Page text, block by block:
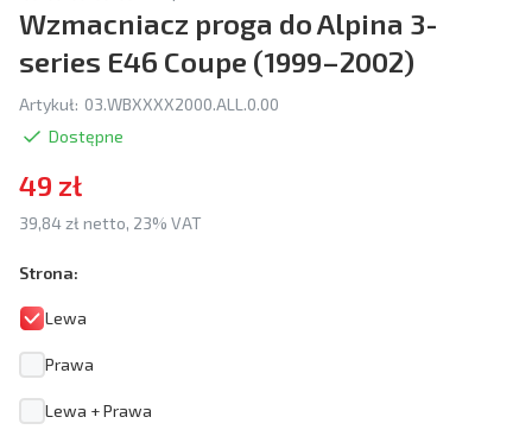
Wzmacniacz proga do Alpina 3-
series E46 Coupe (1999–2002)
Artykuł: 03.WBXXXX2000.ALL.0.00
Dostępne
49 zł
39,84 zł netto, 23% VAT
Strona:
Lewa
Prawa
Lewa + Prawa